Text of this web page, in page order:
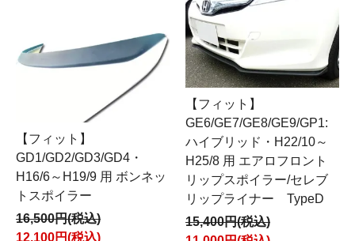
【フィット】
GD1/GD2/GD3/GD4・
H16/6～H19/9 用 ボンネッ
トスポイラー
16,500円(税込)
12,100円(税込)
【フィット】
GE6/GE7/GE8/GE9/GP1:
ハイブリッド・H22/10～
H25/8 用 エアロフロント
リップスポイラー/セレブ
リップライナー TypeD
15,400円(税込)